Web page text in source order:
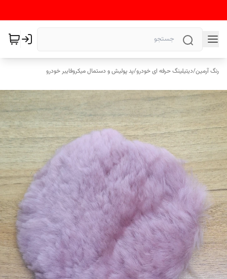
رنگ آرمین/دیتیلینگ حرفه ای خودرو/پد پولیش و دستمال میکروفایبر خودرو